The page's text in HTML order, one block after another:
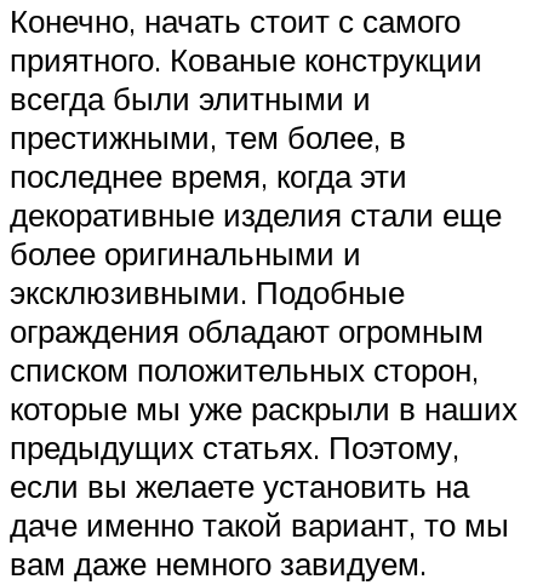
Конечно, начать стоит с самого
приятного. Кованые конструкции
всегда были элитными и
престижными, тем более, в
последнее время, когда эти
декоративные изделия стали еще
более оригинальными и
эксклюзивными. Подобные
ограждения обладают огромным
списком положительных сторон,
которые мы уже раскрыли в наших
предыдущих статьях. Поэтому,
если вы желаете установить на
даче именно такой вариант, то мы
вам даже немного завидуем.